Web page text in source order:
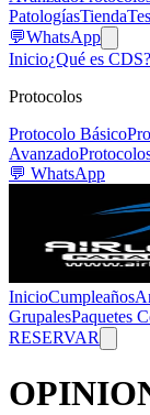
PatologíasTienda
💬WhatsApp
Inicio¿Qué es CDS?
Protocolos
Protocolo Básico
Avanzado
💬 WhatsApp
InicioCumpleaños
GrupalesPaquetes
RESERVAR